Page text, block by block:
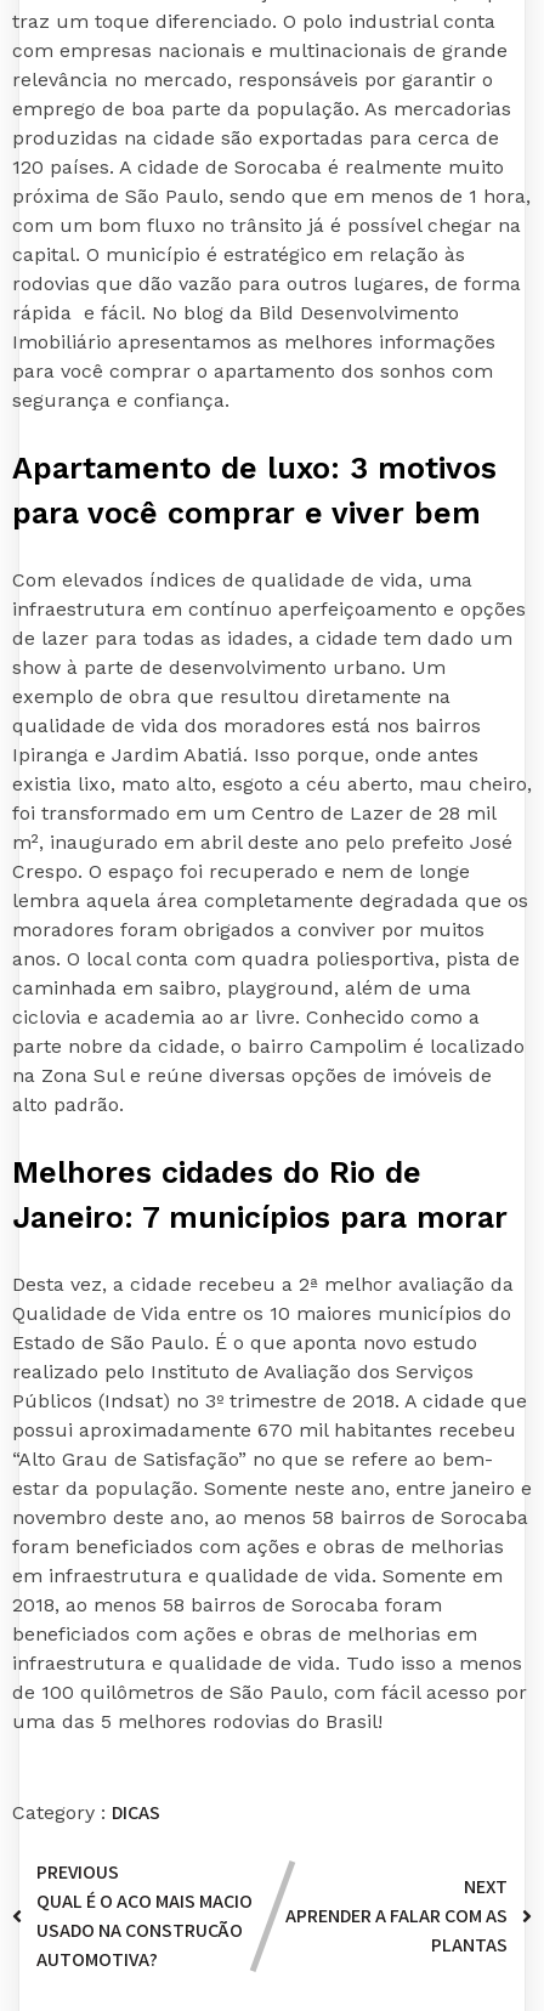
traz um toque diferenciado. O polo industrial conta
com empresas nacionais e multinacionais de grande
relevância no mercado, responsáveis por garantir o
emprego de boa parte da população. As mercadorias
produzidas na cidade são exportadas para cerca de
120 países. A cidade de Sorocaba é realmente muito
próxima de São Paulo, sendo que em menos de 1 hora,
com um bom fluxo no trânsito já é possível chegar na
capital. O município é estratégico em relação às
rodovias que dão vazão para outros lugares, de forma
rápida e fácil. No blog da Bild Desenvolvimento
Imobiliário apresentamos as melhores informações
para você comprar o apartamento dos sonhos com
segurança e confiança.
Apartamento de luxo: 3 motivos
para você comprar e viver bem
Com elevados índices de qualidade de vida, uma
infraestrutura em contínuo aperfeiçoamento e opções
de lazer para todas as idades, a cidade tem dado um
show à parte de desenvolvimento urbano. Um
exemplo de obra que resultou diretamente na
qualidade de vida dos moradores está nos bairros
Ipiranga e Jardim Abatiá. Isso porque, onde antes
existia lixo, mato alto, esgoto a céu aberto, mau cheiro,
foi transformado em um Centro de Lazer de 28 mil
m², inaugurado em abril deste ano pelo prefeito José
Crespo. O espaço foi recuperado e nem de longe
lembra aquela área completamente degradada que os
moradores foram obrigados a conviver por muitos
anos. O local conta com quadra poliesportiva, pista de
caminhada em saibro, playground, além de uma
ciclovia e academia ao ar livre. Conhecido como a
parte nobre da cidade, o bairro Campolim é localizado
na Zona Sul e reúne diversas opções de imóveis de
alto padrão.
Melhores cidades do Rio de
Janeiro: 7 municípios para morar
Desta vez, a cidade recebeu a 2ª melhor avaliação da
Qualidade de Vida entre os 10 maiores municípios do
Estado de São Paulo. É o que aponta novo estudo
realizado pelo Instituto de Avaliação dos Serviços
Públicos (Indsat) no 3º trimestre de 2018. A cidade que
possui aproximadamente 670 mil habitantes recebeu
“Alto Grau de Satisfação” no que se refere ao bem-
estar da população. Somente neste ano, entre janeiro e
novembro deste ano, ao menos 58 bairros de Sorocaba
foram beneficiados com ações e obras de melhorias
em infraestrutura e qualidade de vida. Somente em
2018, ao menos 58 bairros de Sorocaba foram
beneficiados com ações e obras de melhorias em
infraestrutura e qualidade de vida. Tudo isso a menos
de 100 quilômetros de São Paulo, com fácil acesso por
uma das 5 melhores rodovias do Brasil!
Category : DICAS
PREVIOUS
QUAL É O AÇO MAIS MACIO
USADO NA CONSTRUÇÃO
AUTOMOTIVA?
NEXT
APRENDER A FALAR COM AS
PLANTAS